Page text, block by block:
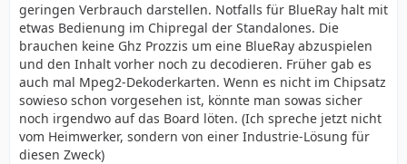
geringen Verbrauch darstellen. Notfalls für BlueRay halt mit
etwas Bedienung im Chipregal der Standalones. Die
brauchen keine Ghz Prozzis um eine BlueRay abzuspielen
und den Inhalt vorher noch zu decodieren. Früher gab es
auch mal Mpeg2-Dekoderkarten. Wenn es nicht im Chipsatz
sowieso schon vorgesehen ist, könnte man sowas sicher
noch irgendwo auf das Board löten. (Ich spreche jetzt nicht
vom Heimwerker, sondern von einer Industrie-Lösung für
diesen Zweck)